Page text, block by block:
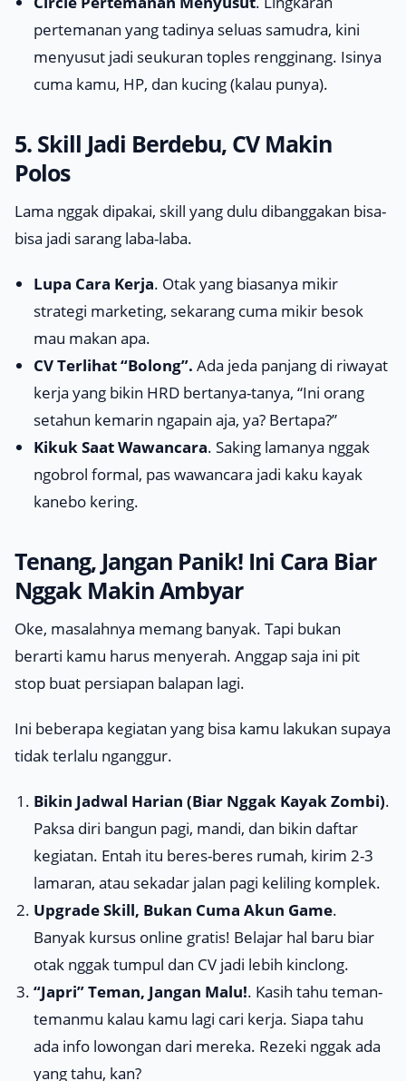
pertemanan yang tadinya seluas samudra, kini
menyusut jadi seukuran toples rengginang. Isinya
cuma kamu, HP, dan kucing (kalau punya).
5. Skill Jadi Berdebu, CV Makin
Polos
Lama nggak dipakai, skill yang dulu dibanggakan bisa-
bisa jadi sarang laba-laba.
Lupa Cara Kerja. Otak yang biasanya mikir
strategi marketing, sekarang cuma mikir besok
mau makan apa.
CV Terlihat “Bolong”. Ada jeda panjang di riwayat
kerja yang bikin HRD bertanya-tanya, “Ini orang
setahun kemarin ngapain aja, ya? Bertapa?”
Kikuk Saat Wawancara. Saking lamanya nggak
ngobrol formal, pas wawancara jadi kaku kayak
kanebo kering.
Tenang, Jangan Panik! Ini Cara Biar
Nggak Makin Ambyar
Oke, masalahnya memang banyak. Tapi bukan
berarti kamu harus menyerah. Anggap saja ini pit
stop buat persiapan balapan lagi.
Ini beberapa kegiatan yang bisa kamu lakukan supaya
tidak terlalu nganggur.
Bikin Jadwal Harian (Biar Nggak Kayak Zombi).
Paksa diri bangun pagi, mandi, dan bikin daftar
kegiatan. Entah itu beres-beres rumah, kirim 2-3
lamaran, atau sekadar jalan pagi keliling komplek.
Upgrade Skill, Bukan Cuma Akun Game.
Banyak kursus online gratis! Belajar hal baru biar
otak nggak tumpul dan CV jadi lebih kinclong.
“Japri” Teman, Jangan Malu!. Kasih tahu teman-
temanmu kalau kamu lagi cari kerja. Siapa tahu
ada info lowongan dari mereka. Rezeki nggak ada
yang tahu, kan?